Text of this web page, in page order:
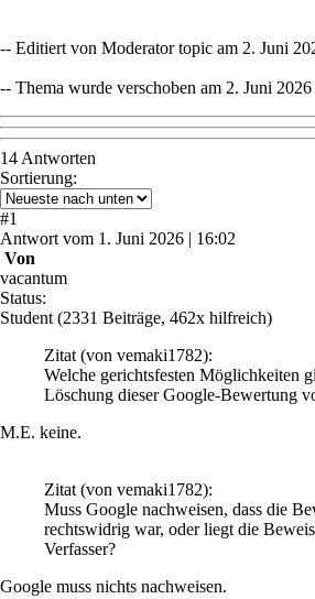
-- Editiert von Moderator topic am 2. Juni
-- Thema wurde verschoben am 2. Juni
14 Antworten
Sortierung:
#1
Antwort vom 1. Juni 2026 | 16:02
Von
vacantum
Status:
Student (2331 Beiträge, 462x hilfreich)
Zitat (von vemaki1782):
Welche gerichtsfesten Möglichkeiten
Löschung dieser Google-Bewertung
M.E. keine.
Zitat (von vemaki1782):
Muss Google nachweisen, dass die
rechtswidrig war, oder liegt die
Verfasser?
Google muss nichts nachweisen.